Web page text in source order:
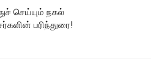
செய்யும் நகல்
பரிந்துரை!